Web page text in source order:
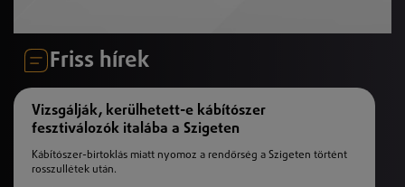
Friss hírek
Vizsgálják, kerülhetett-e kábítószer
fesztiválozók italába a Szigeten
Kábítószer-birtoklás miatt nyomoz a rendőrség a Szigeten történt
rosszullétek után.